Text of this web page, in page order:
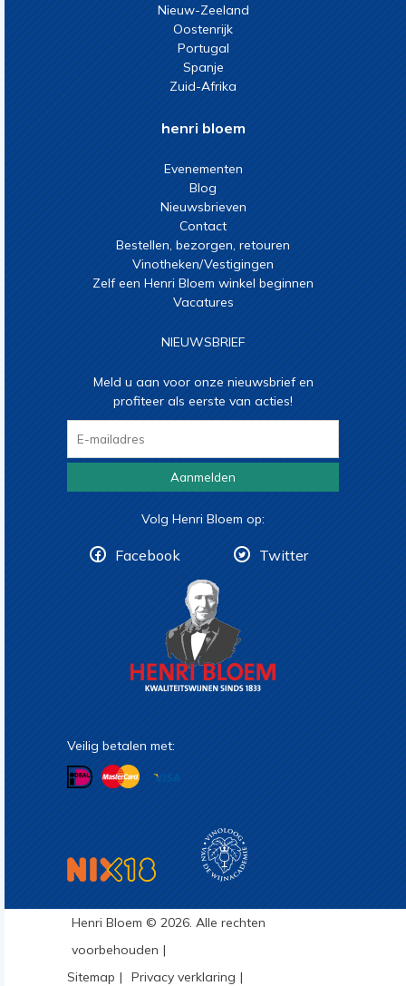
Nieuw-Zeeland
Oostenrijk
Portugal
Spanje
Zuid-Afrika
henri bloem
Evenementen
Blog
Nieuwsbrieven
Contact
Bestellen, bezorgen, retouren
Vinotheken/Vestigingen
Zelf een Henri Bloem winkel beginnen
Vacatures
NIEUWSBRIEF
Meld u aan voor onze nieuwsbrief en
profiteer als eerste van acties!
Aanmelden
Volg Henri Bloem op:
Facebook Twitter
Veilig betalen met:
Henri Bloem © 2026. Alle rechten
voorbehouden
Sitemap
Privacy verklaring